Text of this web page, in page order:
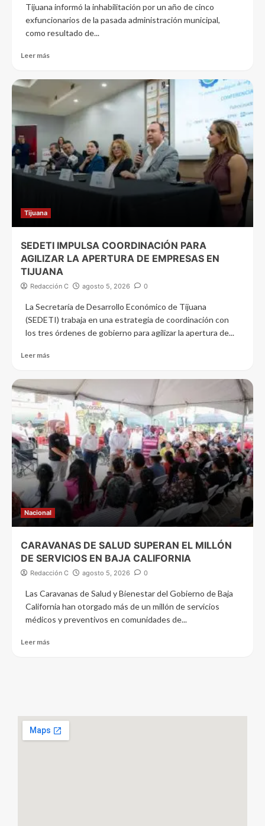
Tijuana informó la inhabilitación por un año de cinco
exfuncionarios de la pasada administración municipal,
como resultado de...
Leer más
Tijuana
SEDETI IMPULSA COORDINACIÓN PARA
AGILIZAR LA APERTURA DE EMPRESAS EN
TIJUANA
Redacción C agosto 5, 2026 0
La Secretaría de Desarrollo Económico de Tijuana
(SEDETI) trabaja en una estrategia de coordinación con
los tres órdenes de gobierno para agilizar la apertura de...
Leer más
Nacional
CARAVANAS DE SALUD SUPERAN EL MILLÓN
DE SERVICIOS EN BAJA CALIFORNIA
Redacción C agosto 5, 2026 0
Las Caravanas de Salud y Bienestar del Gobierno de Baja
California han otorgado más de un millón de servicios
médicos y preventivos en comunidades de...
Leer más